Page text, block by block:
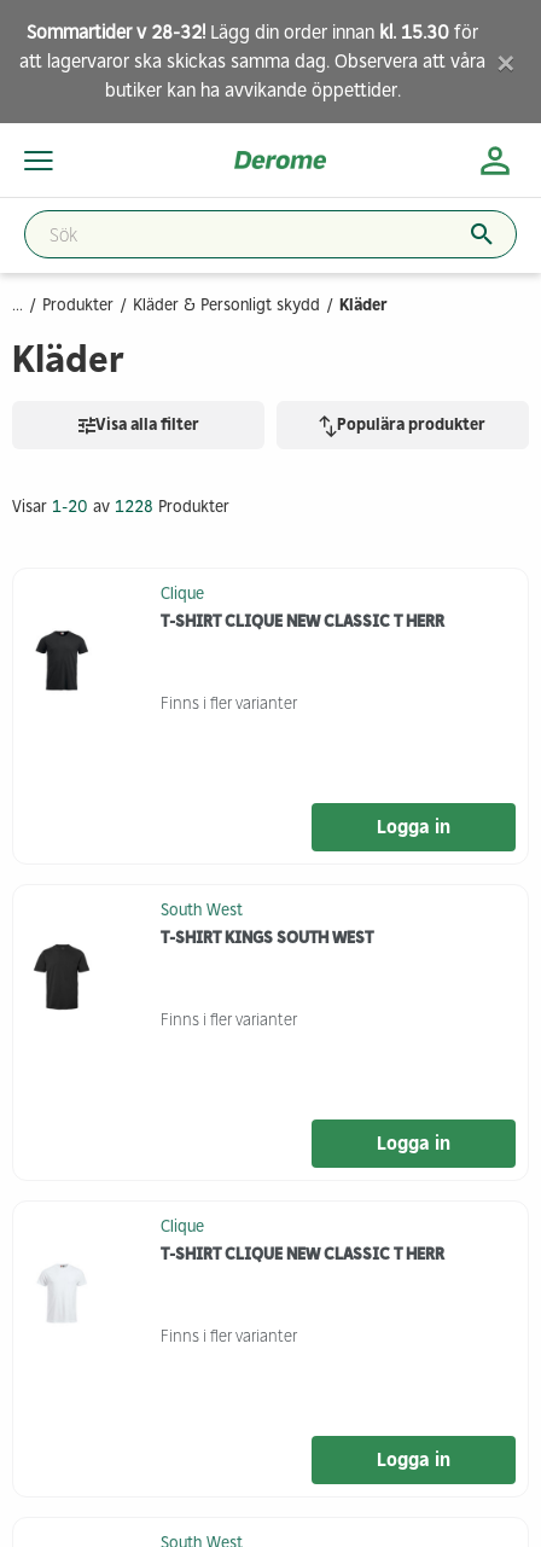
Sommartider v 28-32! Lägg din order innan kl. 15.30 för
att lagervaror ska skickas samma dag. Observera att våra
butikerkan ha avvikande öppettider. ×
... Produkter Kläder & Personligt skydd Kläder
Kläder
Visa alla filter Populära produkter
Visar 1-20 av 1228 Produkter
Clique
T-SHIRT CLIQUE NEW CLASSIC T HERR
Finns i fler varianter
Logga in
South West
T-SHIRT KINGS SOUTH WEST
Finns i fler varianter
Logga in
Clique
T-SHIRT CLIQUE NEW CLASSIC T HERR
Finns i fler varianter
Logga in
South West